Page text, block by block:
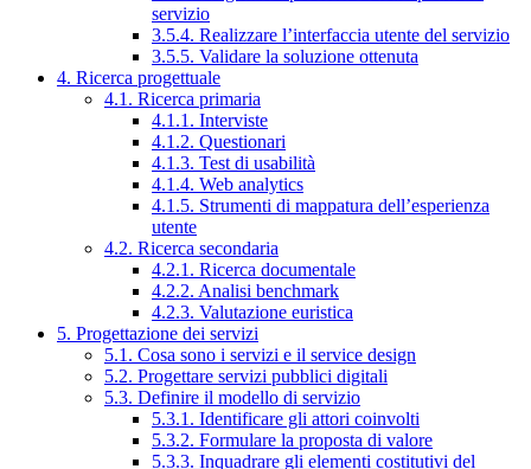
servizio
3.5.4. Realizzare l’interfaccia utente del servizio
3.5.5. Validare la soluzione ottenuta
4. Ricerca progettuale
4.1. Ricerca primaria
4.1.1. Interviste
4.1.2. Questionari
4.1.3. Test di usabilità
4.1.4. Web analytics
4.1.5. Strumenti di mappatura dell’esperienza
utente
4.2. Ricerca secondaria
4.2.1. Ricerca documentale
4.2.2. Analisi benchmark
4.2.3. Valutazione euristica
5. Progettazione dei servizi
5.1. Cosa sono i servizi e il service design
5.2. Progettare servizi pubblici digitali
5.3. Definire il modello di servizio
5.3.1. Identificare gli attori coinvolti
5.3.2. Formulare la proposta di valore
5.3.3. Inquadrare gli elementi costitutivi del